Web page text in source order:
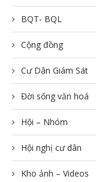
BQT- BQL
Cộng đồng
Cư Dân Giám Sát
Đời sống văn hoá
Hội – Nhóm
Hội nghị cư dân
Kho ảnh – Videos